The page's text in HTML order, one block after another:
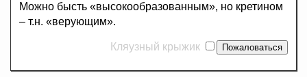
Можно бысть «высокообразованным», но кретином
– т.н. «верующим».
Кляузный крыжик